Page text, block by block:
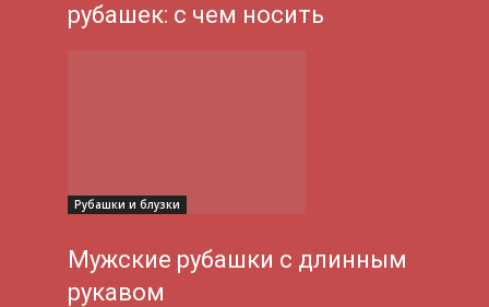
рубашек: с чем носить
Рубашки и блузки
Мужские рубашки с длинным
рукавом